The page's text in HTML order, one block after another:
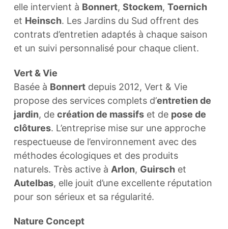
elle intervient à Bonnert, Stockem, Toernich
et Heinsch. Les Jardins du Sud offrent des
contrats d’entretien adaptés à chaque saison
et un suivi personnalisé pour chaque client.
Vert & Vie
Basée à Bonnertdepuis 2012, Vert & Vie
propose des services complets d’entretien de
jardin, de création de massifset de pose de
clôtures. L’entreprise mise sur une approche
respectueuse de l’environnement avec des
méthodes écologiques et des produits
naturels. Très active à Arlon, Guirschet
Autelbas, elle jouit d’une excellente réputation
pour son sérieux et sa régularité.
Nature Concept